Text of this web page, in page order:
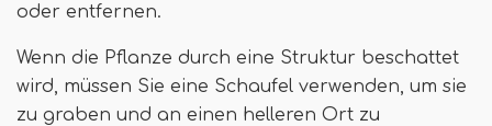
oder entfernen.
Wenn die Pflanze durch eine Struktur beschattet
wird, müssen Sie eine Schaufel verwenden, um sie
zu graben und an einen helleren Ort zu